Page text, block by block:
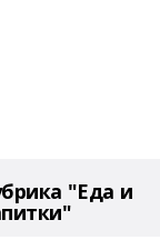
"Еда и